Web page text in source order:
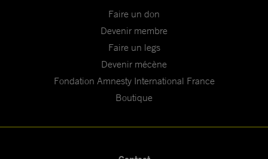
Faire un don
Devenir membre
Faire un legs
Devenir mécène
Fondation Amnesty International France
Boutique